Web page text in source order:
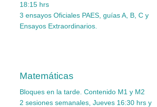
18:15 hrs
3 ensayos Oficiales PAES, guías A, B, C y
Ensayos Extraordinarios.
Matemáticas
Bloques en la tarde. Contenido M1 y M2
2 sesiones semanales, Jueves 16:30 hrs y